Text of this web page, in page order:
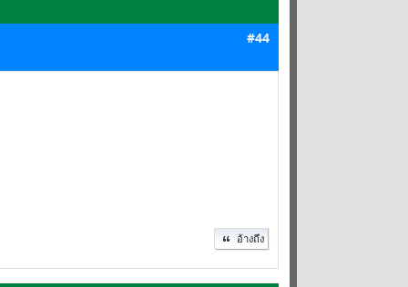
#44
อ้างถึง